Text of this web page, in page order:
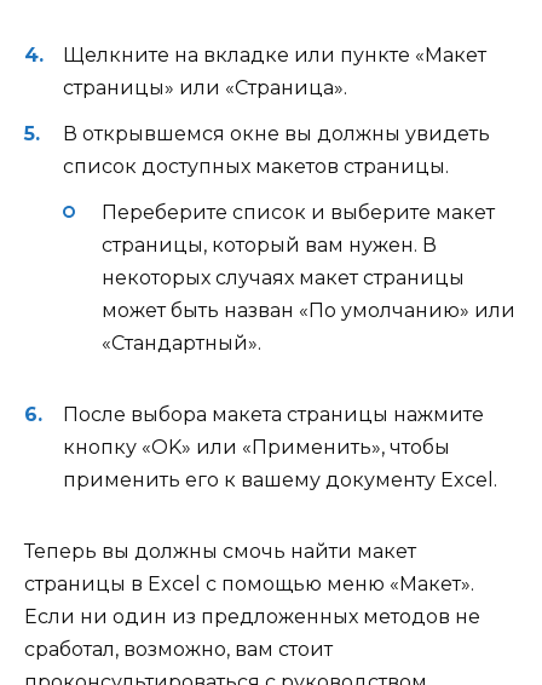
Щелкните на вкладке или пункте «Макет
страницы» или «Страница».
В открывшемся окне вы должны увидеть
список доступных макетов страницы.
Переберите список и выберите макет
страницы, который вам нужен. В
некоторых случаях макет страницы
может быть назван «По умолчанию» или
«Стандартный».
После выбора макета страницы нажмите
кнопку «OK» или «Применить», чтобы
применить его к вашему документу Excel.
Теперь вы должны смочь найти макет
страницы в Excel с помощью меню «Макет».
Если ни один из предложенных методов не
сработал, возможно, вам стоит